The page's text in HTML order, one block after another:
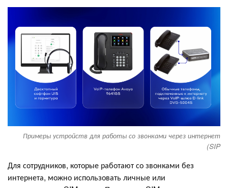
Примеры устройств для работы со звонками через интернет
(SIP
Для сотрудников, которые работают со звонками без
интернета, можно использовать личные или